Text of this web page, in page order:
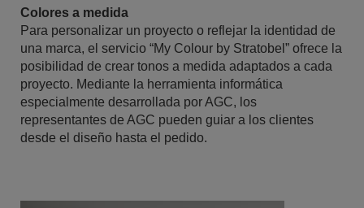
Colores a medida
Para personalizar un proyecto o reflejar la identidad de
una marca, el servicio “My Colour by Stratobel” ofrece la
posibilidad de crear tonos a medida adaptados a cada
proyecto. Mediante la herramienta informática
especialmente desarrollada por AGC, los
representantes de AGC pueden guiar a los clientes
desde el diseño hasta el pedido.